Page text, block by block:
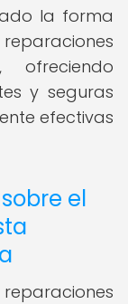
la forma
y seguras
efectivas
el